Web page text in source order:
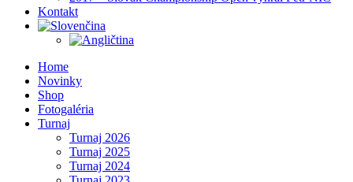
Kontakt
Home
Novinky
Shop
Fotogaléria
Turnaj
Turnaj 2026
Turnaj 2025
Turnaj 2024